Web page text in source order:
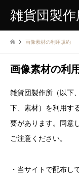
雑貨団製作
画像素材の利用規約
画像素材の利
雑貨団製作所（以下
下、素材）を利用す
要があります。同意
ご注意ください。
・当サイトで配布し